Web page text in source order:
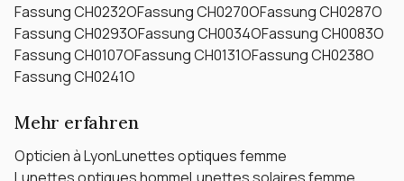
Fassung CH0232OFassung CH0270OFassung CH0287O
Fassung CH0293OFassung CH0034OFassung CH0083O
Fassung CH0107OFassung CH0131OFassung CH0238O
Fassung CH0241O
Mehr erfahren
Opticien à LyonLunettes optiques femme
Lunettes optiques hommeLunettes solaires femme